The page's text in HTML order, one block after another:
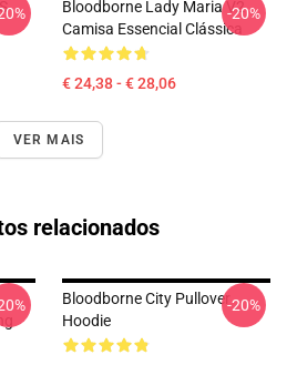
Bloodborne Lady Maria V2
Camisa Essencial Clássica
€ 24,38 - € 28,06
-20%
VER MAIS
relacionados
Bloodborne City Pullover
Hoodie
-20%